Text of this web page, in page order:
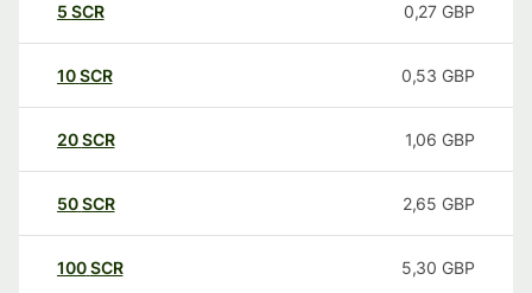
5 SCR 0,27 GBP
10SCR 0,53 GBP
20SCR 1,06 GBP
50SCR 2,65 GBP
100SCR 5,30 GBP